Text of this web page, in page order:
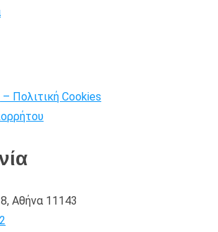
Πολιτική Cookies
Αθήνα 11143